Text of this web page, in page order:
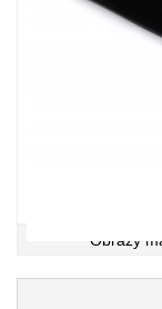
Obrazy